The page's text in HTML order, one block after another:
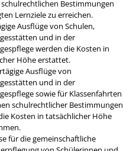
Bestimmungen
Lernziele zu erreichen.
Ausflüge von Schulen,
und in der
werden die Kosten in
Höhe erstattet.
Ausflüge von
und in der
sowie für Klassenfahrten
schulrechtlicher Bestimmungen
Kosten in tatsächlicher Höhe
für die gemeinschaftliche